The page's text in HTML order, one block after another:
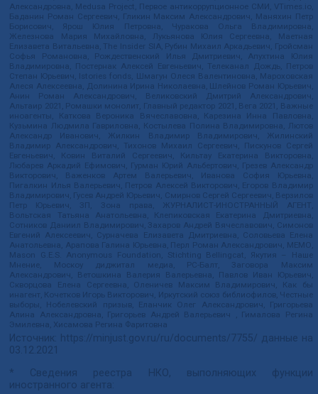
Александровна, Medusa Project, Первое антикоррупционное СМИ, VTimes.io,
Баданин Роман Сергеевич, Гликин Максим Александрович, Маняхин Петр
Борисович, Ярош Юлия Петровна, Чуракова Ольга Владимировна,
Железнова Мария Михайловна, Лукьянова Юлия Сергеевна, Маетная
Елизавета Витальевна, The Insider SIA, Рубин Михаил Аркадьевич, Гройсман
Софья Романовна, Рождественский Илья Дмитриевич, Апухтина Юлия
Владимировна, Постернак Алексей Евгеньевич, Телеканал Дождь, Петров
Степан Юрьевич, Istories fonds, Шмагун Олеся Валентиновна, Мароховская
Алеся Алексеевна, Долинина Ирина Николаевна, Шлейнов Роман Юрьевич,
Анин Роман Александрович, Великовский Дмитрий Александрович,
Альтаир 2021, Ромашки монолит, Главный редактор 2021, Вега 2021, Важные
иноагенты, Каткова Вероника Вячеславовна, Карезина Инна Павловна,
Кузьмина Людмила Гавриловна, Костылева Полина Владимировна, Лютов
Александр Иванович, Жилкин Владимир Владимирович, Жилинский
Владимир Александрович, Тихонов Михаил Сергеевич, Пискунов Сергей
Евгеньевич, Ковин Виталий Сергеевич, Кильтау Екатерина Викторовна,
Любарев Аркадий Ефимович, Гурман Юрий Альбертович, Грезев Александр
Викторович, Важенков Артем Валерьевич, Иванова София Юрьевна,
Пигалкин Илья Валерьевич, Петров Алексей Викторович, Егоров Владимир
Владимирович, Гусев Андрей Юрьевич, Смирнов Сергей Сергеевич, Верзилов
Петр Юрьевич, ЗП, Зона права, ЖУРНАЛИСТ-ИНОСТРАННЫЙ АГЕНТ,
Вольтская Татьяна Анатольевна, Клепиковская Екатерина Дмитриевна,
Сотников Даниил Владимирович, Захаров Андрей Вячеславович, Симонов
Евгений Алексеевич, Сурначева Елизавета Дмитриевна, Соловьева Елена
Анатольевна, Арапова Галина Юрьевна, Перл Роман Александрович, МЕМО,
Mason G.E.S. Anonymous Foundation, Stichting Bellingcat, Якутия – Наше
Мнение, Москоу диджитал медиа, РС-Балт, Заговора Максим
Александрович, Ветошкина Валерия Валерьевна, Павлов Иван Юрьевич,
Скворцова Елена Сергеевна, Оленичев Максим Владимирович, Как бы
инагент, Кочетков Игорь Викторович, Иркутский союз библиофилов, Честные
выборы, Нобелевский призыв, Еланчик Олег Александрович, Григорьева
Алина Александровна, Григорьев Андрей Валерьевич , Гималова Регина
Эмилевна, Хисамова Регина Фаритовна
Источник: https://minjust.gov.ru/ru/documents/7755/ данные на
03.12.2021
* Сведения реестра НКО, выполняющих функции
иностранного агента: